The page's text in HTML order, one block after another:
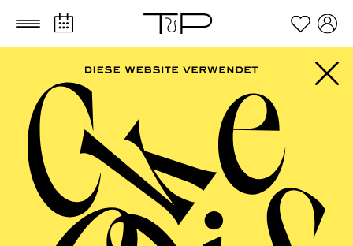
Zum Hauptinhalt springen Zum Footer springen
FILTER
FEBRUARY 2027
AALTO BALLETT ESSEN